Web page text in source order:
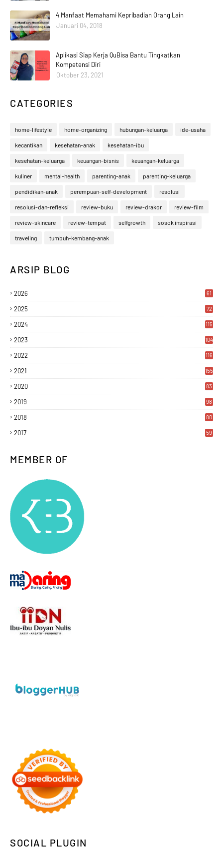
4 Manfaat Memahami Kepribadian Orang Lain
Januari 04, 2018
Aplikasi Siap Kerja QuBisa Bantu Tingkatkan
Kompetensi Diri
Oktober 23, 2021
CATEGORIES
home-lifestyle home-organizing hubungan-keluarga ide-usaha
kecantikan kesehatan-anak kesehatan-ibu
kesehatan-keluarga keuangan-bisnis keuangan-keluarga
kuliner mental-health parenting-anak parenting-keluarga
pendidikan-anak perempuan-self-development resolusi
resolusi-dan-refleksi review-buku review-drakor review-film
review-skincare review-tempat selfgrowth sosok inspirasi
traveling tumbuh-kembang-anak
ARSIP BLOG
2026 61
2025 72
2024 115
2023 104
2022 116
2021 155
2020 83
2019 98
2018 80
2017 59
MEMBER OF
SOCIAL PLUGIN